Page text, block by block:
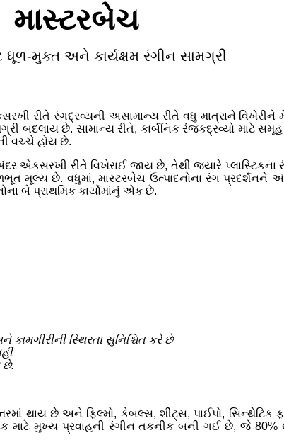
માસ્ટરબેચ
ધૂળ-મુક્ત અને કાર્યક્ષમ રંગીન સામગ્રી
રીતે રંગદ્રવ્યની અસામાન્ય રીતે વધુ માત્રાને વિખેરીને
બદલાય છે. સામાન્ય રીતે, કાર્બનિક રંજકદ્રવ્યો માટે
વચ્ચે હોય છે.
એકસરખી રીતે વિખેરાઈ જાય છે, તેથી જ્યારે
મૂલ્ય છે. વધુમાં, માસ્ટરબેચ ઉત્પાદનોના રંગ
બે પ્રાથમિક કાર્યોમાંનું એક છે.
કામગીરીની સ્થિરતા સુનિશ્ચિત કરે છે
છે.
થાય છે અને ફિલ્મો, કેબલ્સ, શીટ્સ, પાઈપો, સિન્થેટિક
માટે મુખ્ય પ્રવાહની રંગીન તકનીક બની ગઈ છે, જે